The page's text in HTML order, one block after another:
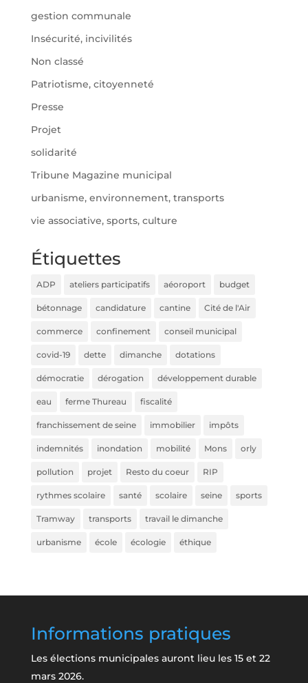
gestion communale
Insécurité, incivilités
Non classé
Patriotisme, citoyenneté
Presse
Projet
solidarité
Tribune Magazine municipal
urbanisme, environnement, transports
vie associative, sports, culture
Étiquettes
ADP ateliers participatifs aéoroport budget
bétonnage candidature cantine Cité de l'Air
commerce confinement conseil municipal
covid-19 dette dimanche dotations
démocratie dérogation développement durable
eau ferme Thureau fiscalité
franchissement de seine immobilier impôts
indemnités inondation mobilité Mons orly
pollution projet Resto du coeur RIP
rythmes scolaire santé scolaire seine sports
Tramway transports travail le dimanche
urbanisme école écologie éthique
Informations pratiques
Les élections municipales auront lieu les 15 et 22
mars 2026.